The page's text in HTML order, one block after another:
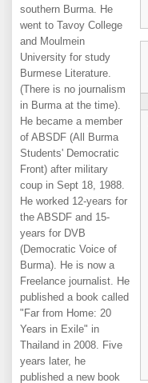
southern Burma. He
went to Tavoy College
and Moulmein
University for study
Burmese Literature.
(There is no journalism
in Burma at the time).
He became a member
of ABSDF (All Burma
Students' Democratic
Front) after military
coup in Sept 18, 1988.
He worked 12-years for
the ABSDF and 15-
years for DVB
(Democratic Voice of
Burma). He is now a
Freelance journalist. He
published a book called
"Far from Home: 20
Years in Exile" in
Thailand in 2008. Five
years later, he
published a new book